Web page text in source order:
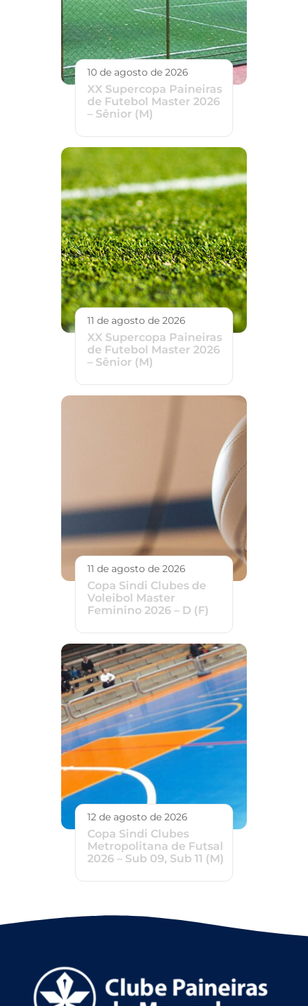
10 de agosto de 2026
XX Supercopa Paineiras
de Futebol Master 2026
– Sênior (M)
11 de agosto de 2026
XX Supercopa Paineiras
de Futebol Master 2026
– Sênior (M)
11 de agosto de 2026
Copa Sindi Clubes de
Voleibol Master
Feminino 2026 – D (F)
12 de agosto de 2026
Copa Sindi Clubes
Metropolitana de Futsal
2026 – Sub 09, Sub 11 (M)